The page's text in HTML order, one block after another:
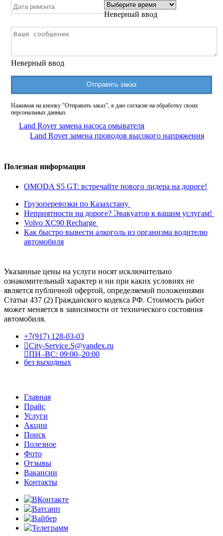
Неверный ввод
Неверный ввод
Отправить заказ
Нажимая на кнопку "Отправить заказ", я даю согласие на обработку своих
персональных данных
Land Rover замена насоса омывателя
Land Rover замена проводов высокого напряжения
Полезная информация
OMODA S5 GT: встречайте нового лидера на дороге!
Грузоперевозки по Казахстану
Неприятности на дороге? Эвакуатор к вашим услугам!
Volvo XC90 Recharge
Как быстро вывести алкоголь из организма водителю
автомобиля
Указанные цены на услуги носят исключительно
ознакомительный характер и ни при каких условиях не
является публичной офертой, определяемой положениями
Статьи 437 (2) Гражданского кодекса РФ. Стоимость работ
может меняется в зависимости от технического состояния
автомобиля.
+7(917) 128-03-03
City-Service.S@yandex.ru
ПН–ВС: 09:00–20:00
без выходных
Главная
Прайс
Услуги
Акции
Поиск
Полезное
Фото
Отзывы
Вакансии
Контакты